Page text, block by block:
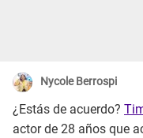
Nycole Berrospi
¿Estás de acuerdo?
actor de 28 años que